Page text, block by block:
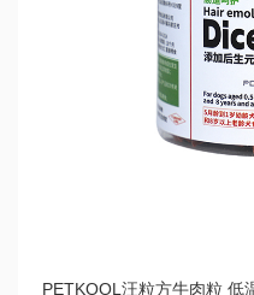
PETKOOL汪粒方牛肉粒 低